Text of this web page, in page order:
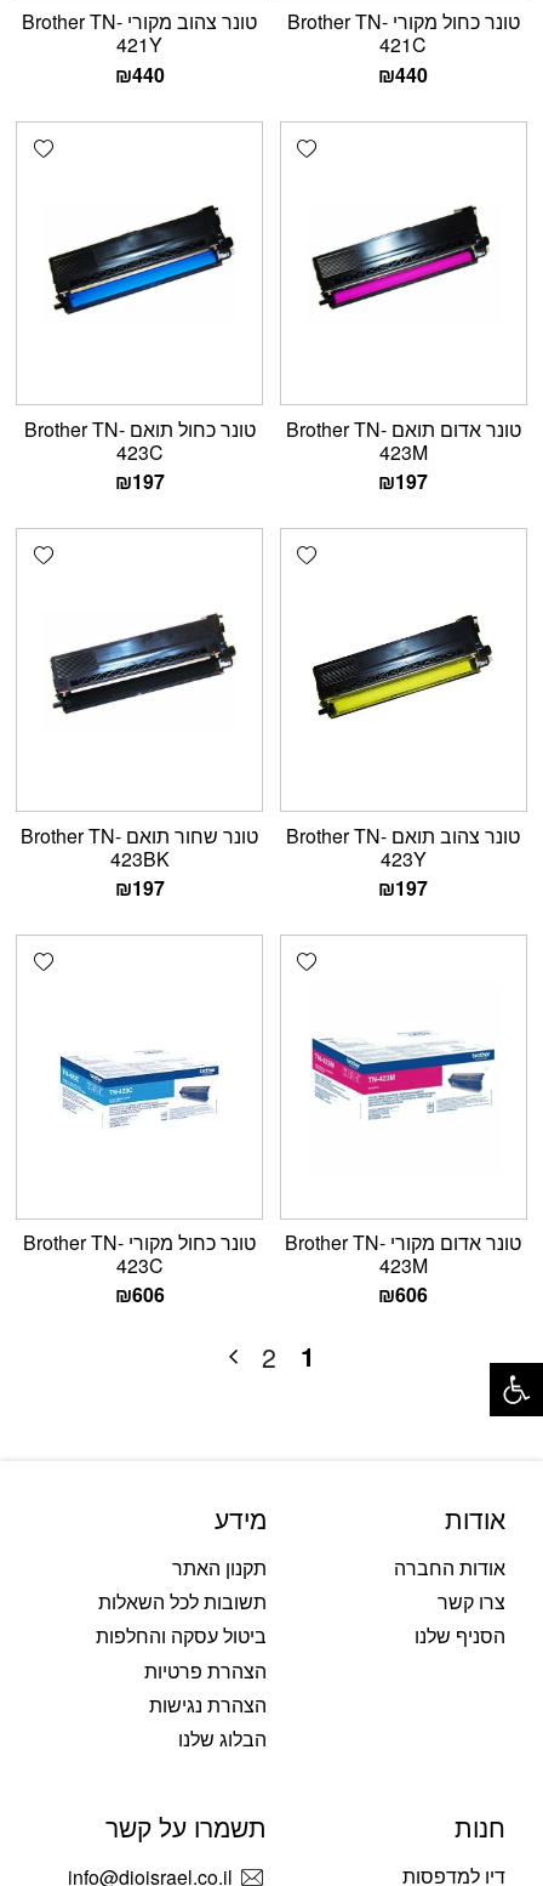
טונר כחול מקורי Brother TN-
421C
₪440
טונר צהוב מקורי Brother TN-
421Y
₪440
Add wishlist
טונר אדום תואם Brother TN-
423M
₪197
טונר כחול תואם Brother TN-
423C
₪197
Add wishlist
טונר צהוב תואם Brother TN-
423Y
₪197
טונר שחור תואם Brother TN-
423BK
₪197
Add wishlist
טונר אדום מקורי Brother TN-
423M
₪606
טונר כחול מקורי Brother TN-
423C
₪606
1
2
אודות
אודות החברה
צרו קשר
הסניף שלנו
מידע
תקנון האתר
תשובות לכל השאלות
ביטול עסקה והחלפות
הצהרת פרטיות
הצהרת נגישות
הבלוג שלנו
חנות
דיו למדפסות
תשמרו על קשר
info@dioisrael.co.il
פתח סרגל נגישות